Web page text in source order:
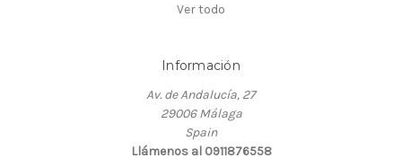
Ver todo
Información
Av. de Andalucía, 27
29006 Málaga
Spain
Llámenos al 0911876558